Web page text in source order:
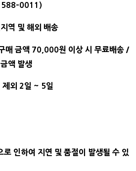
0011)
역 및 해외 배송
매 금액 70,000원 이상 시 무료배송 /
액 발생
제외 2일 ~ 5일
로 인하여 지연 및 품절이 발생될 수 있